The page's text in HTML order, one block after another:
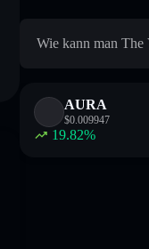
Wie kann man The
AURA
$0.009947
19.82%